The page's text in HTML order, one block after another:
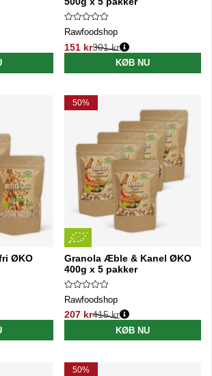
Rawfoodshop
151 kr
Normalpris:
301 kr
KØB NU
ØKO
50%
Granola Æble & Kanel ØKO
400g x 5 pakker
Rawfoodshop
207 kr
Normalpris:
415 kr
KØB NU
50%